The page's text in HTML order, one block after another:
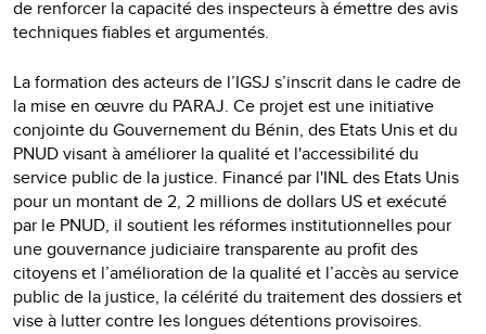
de renforcer la capacité des inspecteurs à émettre des avis
techniques fiables et argumentés.
La formation des acteurs de l’IGSJ s’inscrit dans le cadre de
la mise en œuvre du PARAJ. Ce projet est une initiative
conjointe du Gouvernement du Bénin, des Etats Unis et du
PNUD visant à améliorer la qualité et l'accessibilité du
service public de la justice. Financé par l'INL des Etats Unis
pour un montant de 2, 2 millions de dollars US et exécuté
par le PNUD, il soutient les réformes institutionnelles pour
une gouvernance judiciaire transparente au profit des
citoyens et l’amélioration de la qualité et l’accès au service
public de la justice, la célérité du traitement des dossiers et
vise à lutter contre les longues détentions provisoires.